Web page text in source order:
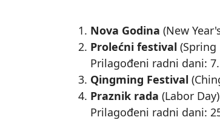
Nova Godina (New
Prolećni festival (Spring
Prilagođeni radni dani:
Qingming Festival
Praznik rada (Labor
Prilagođeni radni dani: